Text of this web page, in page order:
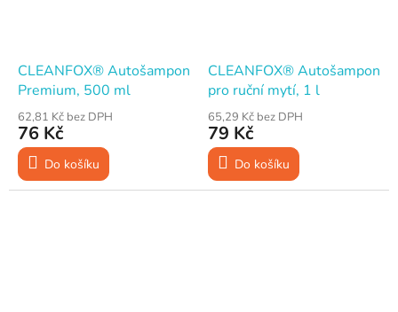
CLEANFOX® Autošampon
Premium, 500 ml
62,81 Kč bez DPH
76 Kč
Do košíku
CLEANFOX® Autošampon
pro ruční mytí, 1 l
65,29 Kč bez DPH
79 Kč
Do košíku